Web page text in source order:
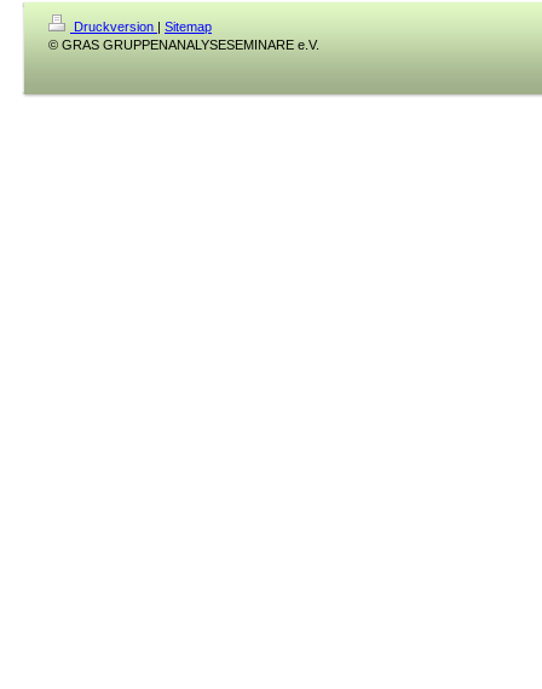
Druckversion | Sitemap
© GRAS GRUPPENANALYSESEMINARE e.V.